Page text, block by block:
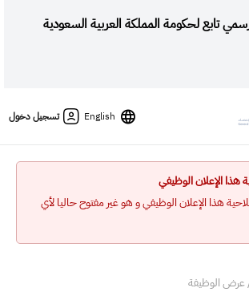
تابع لحكومة المملكة العربية السعودية
English تسجيل دخول
هذا الإعلان الوظيفي
هذا الإعلان الوظيفي و هو غير مفتوح حاليا لأي
عرض الوظيفة